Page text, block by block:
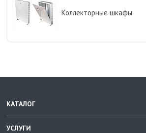
Коллекторные шкафы
КАТАЛОГ
УСЛУГИ